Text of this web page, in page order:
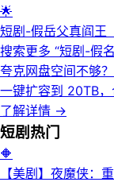
🌟
短剧-假岳父真阎王
搜索更多 “短剧-假
夸克网盘空间不够？
一键扩容到 20TB
了解详情 →
短剧 热门
🔶
【美剧】夜魔侠：